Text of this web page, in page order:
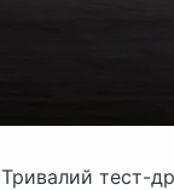
Тривалий тест-